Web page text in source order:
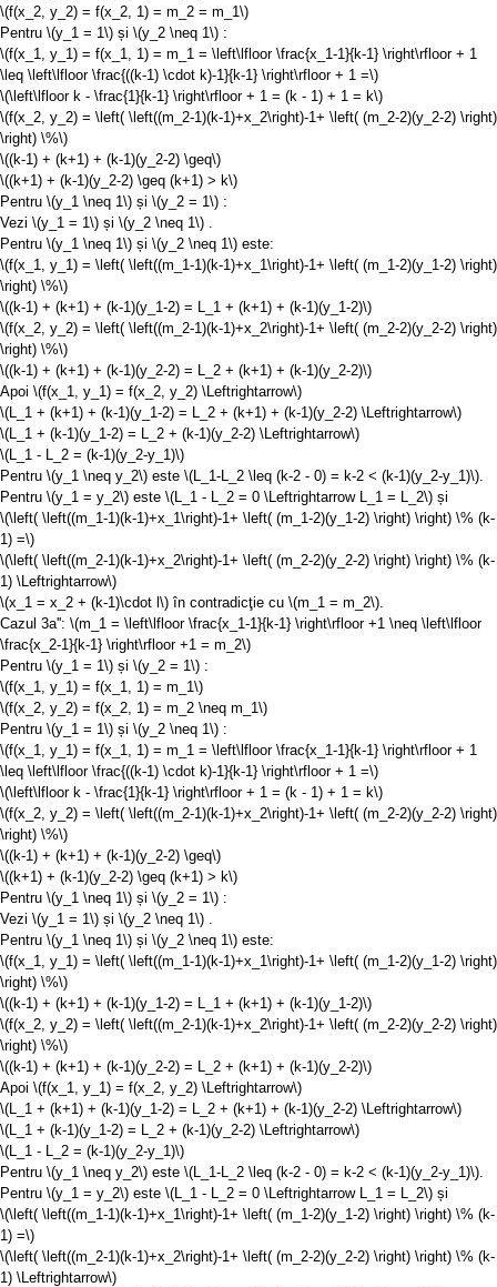
\(f(x_2, y_2) = f(x_2, 1) = m_2 = m_1\)
Pentru \(y_1 = 1\) și \(y_2 \neq 1\) :
\(f(x_1, y_1) = f(x_1, 1) = m_1 = \left\lfloor \frac{x_1-1}{k-1} \right\rfloor + 1
\leq \left\lfloor \frac{((k-1) \cdot k)-1}{k-1} \right\rfloor + 1 =\)
\(\left\lfloor k - \frac{1}{k-1} \right\rfloor + 1 = (k - 1) + 1 = k\)
\(f(x_2, y_2) = \left( \left((m_2-1)(k-1)+x_2\right)-1+ \left( (m_2-2)(y_2-2) \right)
\right) \%\)
\((k-1) + (k+1) + (k-1)(y_2-2) \geq\)
\((k+1) + (k-1)(y_2-2) \geq (k+1) > k\)
Pentru \(y_1 \neq 1\) și \(y_2 = 1\) :
Vezi \(y_1 = 1\) și \(y_2 \neq 1\)
Pentru \(y_1 \neq 1\) și \(y_2 \neq 1\) este:
\(f(x_1, y_1) = \left( \left((m_1-1)(k-1)+x_1\right)-1+ \left( (m_1-2)(y_1-2) \right)
\right) \%\)
\((k-1) + (k+1) + (k-1)(y_1-2) = L_1 + (k+1) + (k-1)(y_1-2)\)
\(f(x_2, y_2) = \left( \left((m_2-1)(k-1)+x_2\right)-1+ \left( (m_2-2)(y_2-2) \right)
\right) \%\)
\((k-1) + (k+1) + (k-1)(y_2-2) = L_2 + (k+1) + (k-1)(y_2-2)\)
Apoi \(f(x_1, y_1) = f(x_2, y_2) \Leftrightarrow\)
\(L_1 + (k+1) + (k-1)(y_1-2) = L_2 + (k+1) + (k-1)(y_2-2) \Leftrightarrow\)
\(L_1 + (k-1)(y_1-2) = L_2 + (k-1)(y_2-2) \Leftrightarrow\)
\(L_1 - L_2 = (k-1)(y_2-y_1)\)
Pentru \(y_1 \neq y_2\) este \(L_1-L_2 \leq (k-2 - 0) = k-2 < (k-1)(y_2-y_1)\)
Pentru \(y_1 = y_2\) este \(L_1 - L_2 = 0 \Leftrightarrow L_1 = L_2\) și
\(\left( \left((m_1-1)(k-1)+x_1\right)-1+ \left( (m_1-2)(y_1-2) \right) \right) \% (k-
1) =\)
\(\left( \left((m_2-1)(k-1)+x_2\right)-1+ \left( (m_2-2)(y_2-2) \right) \right) \% (k-
1) \Leftrightarrow\)
\(x_1 = x_2 + (k-1)\cdot l\) în contradicţie cu \(m_1 = m_2\)
Cazul 3a'': \(m_1 = \left\lfloor \frac{x_1-1}{k-1} \right\rfloor +1 \neq \left\lfloor
\frac{x_2-1}{k-1} \right\rfloor +1 = m_2\)
Pentru \(y_1 = 1\) și \(y_2 = 1\) :
\(f(x_1, y_1) = f(x_1, 1) = m_1\)
\(f(x_2, y_2) = f(x_2, 1) = m_2 \neq m_1\)
Pentru \(y_1 = 1\) și \(y_2 \neq 1\) :
\(f(x_1, y_1) = f(x_1, 1) = m_1 = \left\lfloor \frac{x_1-1}{k-1} \right\rfloor + 1
\leq \left\lfloor \frac{((k-1) \cdot k)-1}{k-1} \right\rfloor + 1 =\)
\(\left\lfloor k - \frac{1}{k-1} \right\rfloor + 1 = (k - 1) + 1 = k\)
\(f(x_2, y_2) = \left( \left((m_2-1)(k-1)+x_2\right)-1+ \left( (m_2-2)(y_2-2) \right)
\right) \%\)
\((k-1) + (k+1) + (k-1)(y_2-2) \geq\)
\((k+1) + (k-1)(y_2-2) \geq (k+1) > k\)
Pentru \(y_1 \neq 1\) și \(y_2 = 1\) :
Vezi \(y_1 = 1\) și \(y_2 \neq 1\)
Pentru \(y_1 \neq 1\) și \(y_2 \neq 1\) este:
\(f(x_1, y_1) = \left( \left((m_1-1)(k-1)+x_1\right)-1+ \left( (m_1-2)(y_1-2) \right)
\right) \%\)
\((k-1) + (k+1) + (k-1)(y_1-2) = L_1 + (k+1) + (k-1)(y_1-2)\)
\(f(x_2, y_2) = \left( \left((m_2-1)(k-1)+x_2\right)-1+ \left( (m_2-2)(y_2-2) \right)
\right) \%\)
\((k-1) + (k+1) + (k-1)(y_2-2) = L_2 + (k+1) + (k-1)(y_2-2)\)
Apoi \(f(x_1, y_1) = f(x_2, y_2) \Leftrightarrow\)
\(L_1 + (k+1) + (k-1)(y_1-2) = L_2 + (k+1) + (k-1)(y_2-2) \Leftrightarrow\)
\(L_1 + (k-1)(y_1-2) = L_2 + (k-1)(y_2-2) \Leftrightarrow\)
\(L_1 - L_2 = (k-1)(y_2-y_1)\)
Pentru \(y_1 \neq y_2\) este \(L_1-L_2 \leq (k-2 - 0) = k-2 < (k-1)(y_2-y_1)\)
Pentru \(y_1 = y_2\) este \(L_1 - L_2 = 0 \Leftrightarrow L_1 = L_2\) și
\(\left( \left((m_1-1)(k-1)+x_1\right)-1+ \left( (m_1-2)(y_1-2) \right) \right) \% (k-
1) =\)
\(\left( \left((m_2-1)(k-1)+x_2\right)-1+ \left( (m_2-2)(y_2-2) \right) \right) \% (k-
1) \Leftrightarrow\)